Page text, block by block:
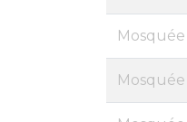
Mosquée
Mosquée